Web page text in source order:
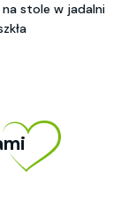
stole w jadalni